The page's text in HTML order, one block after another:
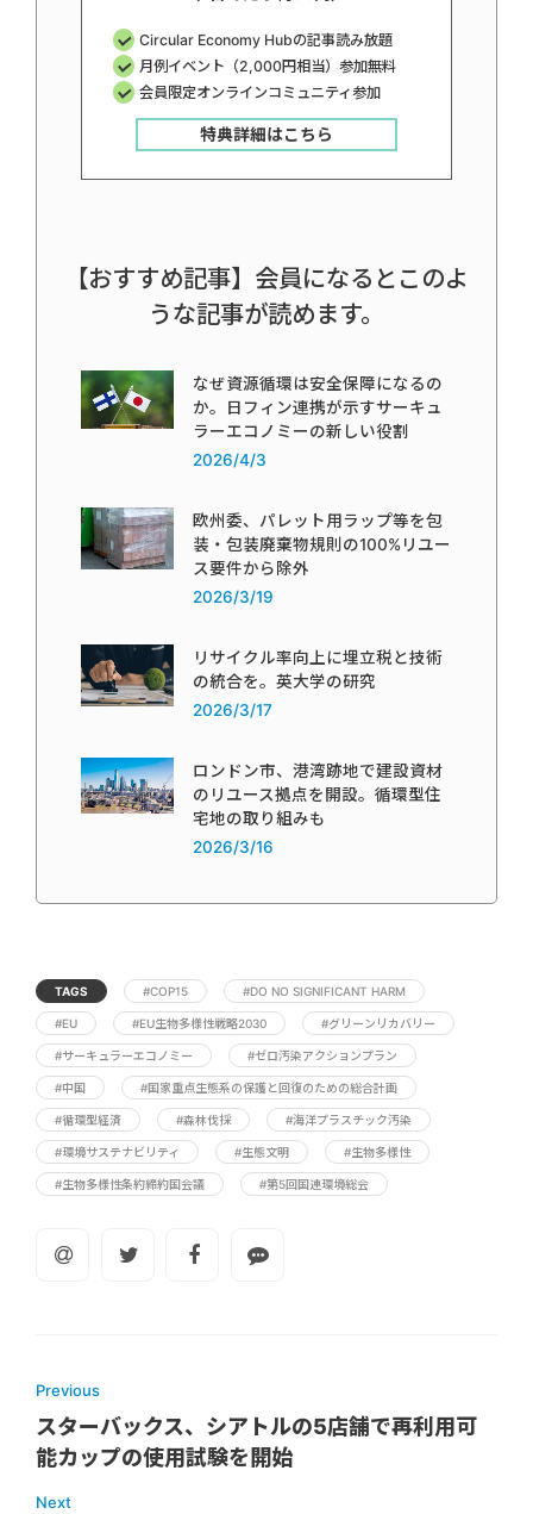
Circular Economy Hubの記事読み放題
月例イベント（2,000円相当）参加無料
会員限定オンラインコミュニティ参加
特典詳細はこちら
【おすすめ記事】会員になるとこのよ
うな記事が読めます。
なぜ資源循環は安全保障になるの
か。日フィン連携が示すサーキュ
ラーエコノミーの新しい役割
2026/4/3
欧州委、パレット用ラップ等を包
装・包装廃棄物規則の100%リユー
ス要件から除外
2026/3/19
リサイクル率向上に埋立税と技術
の統合を。英大学の研究
2026/3/17
ロンドン市、港湾跡地で建設資材
のリユース拠点を開設。循環型住
宅地の取り組みも
2026/3/16
TAGS #COP15 #DO NO SIGNIFICANT HARM
#EU #EU生物多様性戦略2030 #グリーンリカバリー
#サーキュラーエコノミー #ゼロ汚染アクションプラン
#中国 #国家重点生態系の保護と回復のための総合計画
#循環型経済 #森林伐採 #海洋プラスチック汚染
#環境サステナビリティ #生態文明 #生物多様性
#生物多様性条約締約国会議 #第5回国連環境総会
Previous
スターバックス、シアトルの5店舗で再利用可
能カップの使用試験を開始
Next